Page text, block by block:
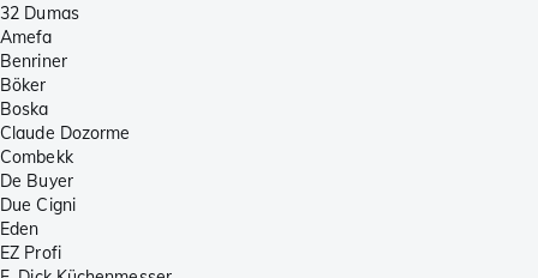
32 Dumas
Amefa
Benriner
Böker
Boska
Claude Dozorme
Combekk
De Buyer
Due Cigni
Eden
EZ Profi